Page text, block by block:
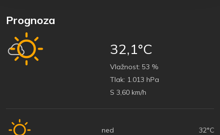
Prognoza
32,1°C
Vlažnost: 53 %
Tlak: 1.013 hPa
S 3,60 km/h
ned 32°C